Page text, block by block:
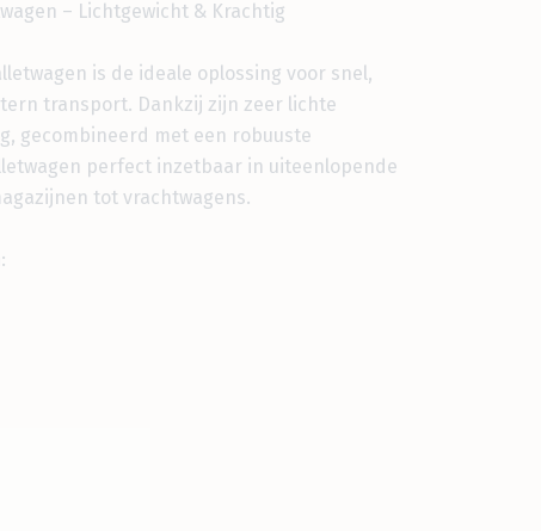
– Lichtgewicht & Krachtig
is de ideale oplossing voor snel,
transport. Dankzij zijn zeer lichte
gecombineerd met een robuuste
perfect inzetbaar in uiteenlopende
tot vrachtwagens.